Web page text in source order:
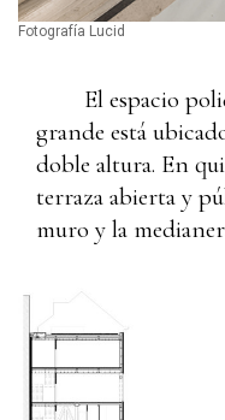
Fotografía Lucid
El espacio
grande está
doble altura. En
terraza abierta y
muro y la